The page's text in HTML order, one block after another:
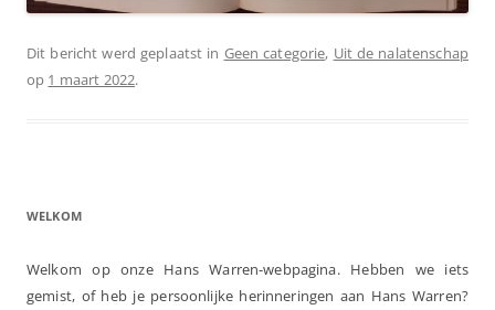
Dit bericht werd geplaatst in Geen categorie, Uit de nalatenschap
op 1 maart 2022.
WELKOM
Welkom op onze Hans Warren-webpagina. Hebben we iets
gemist, of heb je persoonlijke herinneringen aan Hans Warren?